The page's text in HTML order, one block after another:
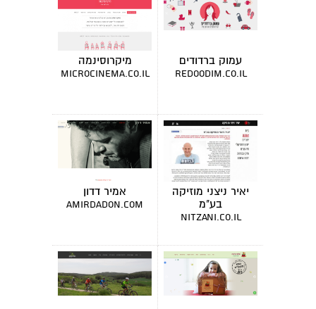
עמוק ברדודים
redoodim.co.il
מיקרוסינמה
microcinema.co.il
יאיר ניצני מוזיקה
בע"מ
nitzani.co.il
אמיר דדון
amirdadon.com